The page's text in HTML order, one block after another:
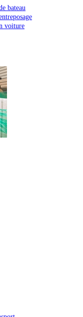
bateau
voiture